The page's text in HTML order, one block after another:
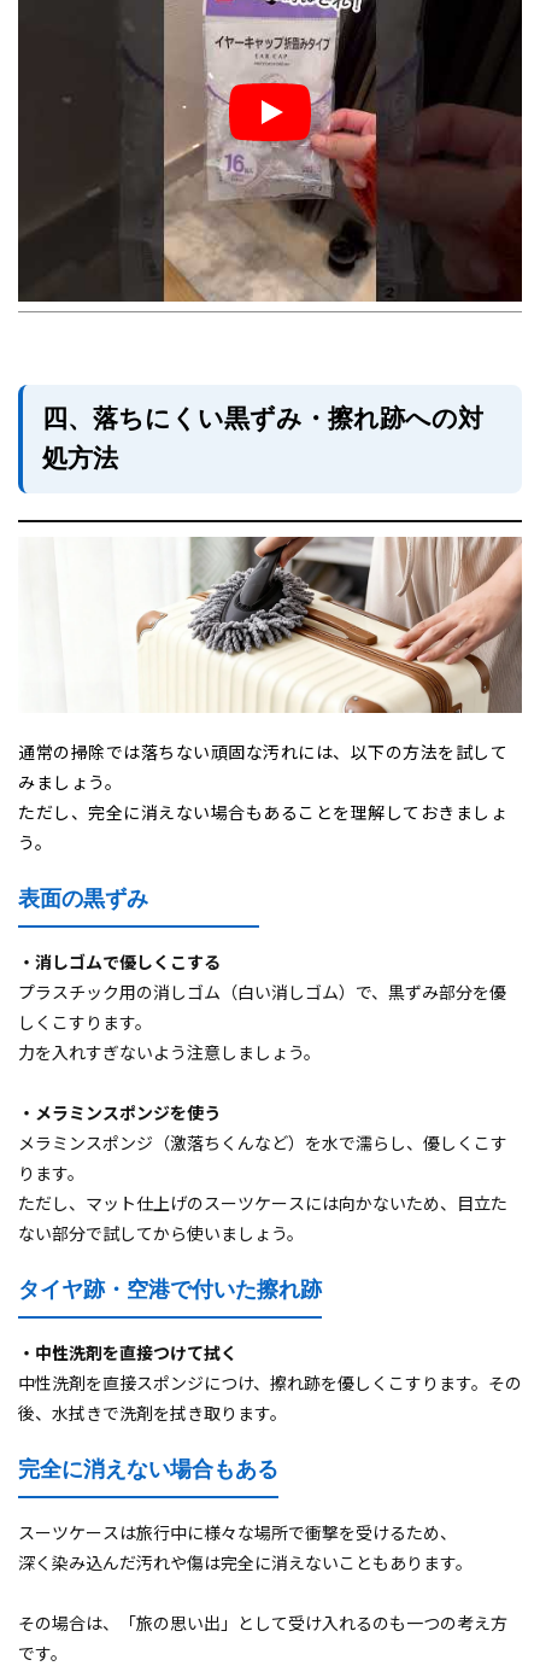
四、落ちにくい黒ずみ・擦れ跡への対
処方法
通常の掃除では落ちない頑固な汚れには、以下の方法を試して
みましょう。
ただし、完全に消えない場合もあることを理解しておきましょ
う。
表面の黒ずみ
・消しゴムで優しくこする
プラスチック用の消しゴム（白い消しゴム）で、黒ずみ部分を優
しくこすります。
力を入れすぎないよう注意しましょう。
・メラミンスポンジを使う
メラミンスポンジ（激落ちくんなど）を水で濡らし、優しくこす
ります。
ただし、マット仕上げのスーツケースには向かないため、目立た
ない部分で試してから使いましょう。
タイヤ跡・空港で付いた擦れ跡
・中性洗剤を直接つけて拭く
中性洗剤を直接スポンジにつけ、擦れ跡を優しくこすります。その
後、水拭きで洗剤を拭き取ります。
完全に消えない場合もある
スーツケースは旅行中に様々な場所で衝撃を受けるため、
深く染み込んだ汚れや傷は完全に消えないこともあります。
その場合は、「旅の思い出」として受け入れるのも一つの考え方
です。